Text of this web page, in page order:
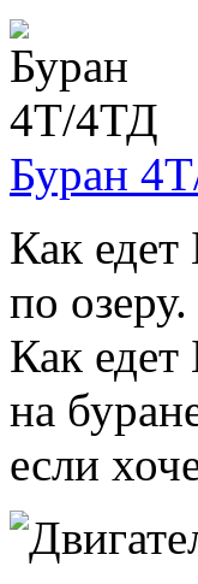
Буран
Как
по
Как
на
если